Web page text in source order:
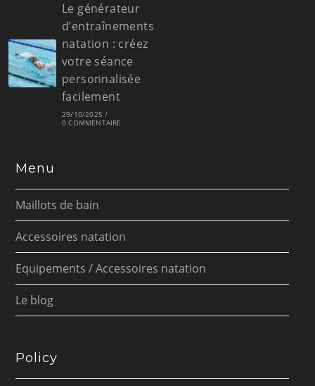
Le générateur
d’entraînements
natation : créez
votre séance
personnalisée
facilement
29/10/2025 /
0 COMMENTAIRE
Menu
Maillots de bain
Accessoires natation
Equipements / Accessoires natation
Le blog
Policy